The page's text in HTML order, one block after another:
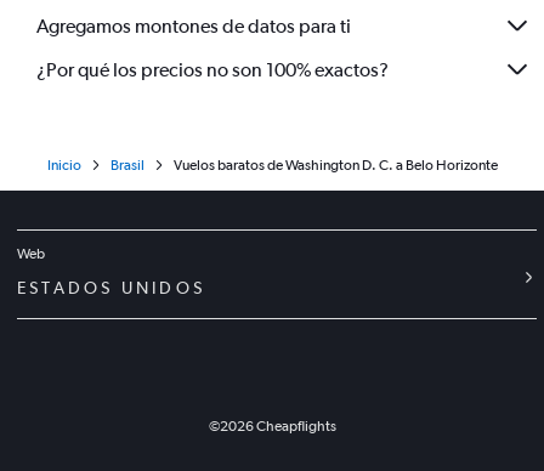
Agregamos montones de datos para ti
¿Por qué los precios no son 100% exactos?
Inicio Brasil Vuelos baratos de Washington D. C. a Belo Horizonte
Web
ESTADOS UNIDOS
©2026Cheapflights